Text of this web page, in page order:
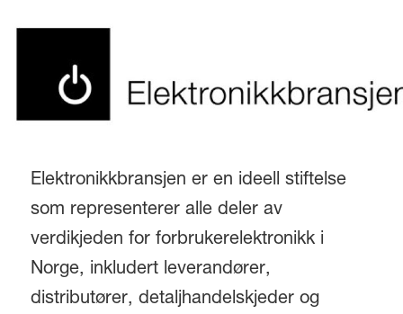
Elektronikkbransjen er en ideell stiftelse
som representerer alle deler av
verdikjeden for forbrukerelektronikk i
Norge, inkludert leverandører,
distributører, detaljhandelskjeder og